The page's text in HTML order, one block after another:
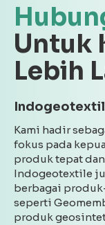
Untuk
Lebih
Kami hadir
fokus pada
produk tepat
Indogeotextile
berbagai
seperti
produk